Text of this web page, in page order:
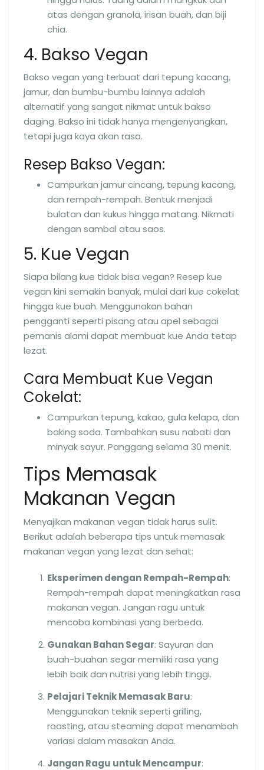
atas dengan granola, irisan buah, dan biji
chia.
4. Bakso Vegan
Bakso vegan yang terbuat dari tepung kacang,
jamur, dan bumbu-bumbu lainnya adalah
alternatif yang sangat nikmat untuk bakso
daging. Bakso ini tidak hanya mengenyangkan,
tetapi juga kaya akan rasa.
Resep Bakso Vegan:
Campurkan jamur cincang, tepung kacang,
dan rempah-rempah. Bentuk menjadi
bulatan dan kukus hingga matang. Nikmati
dengan sambal atau saos.
5. Kue Vegan
Siapa bilang kue tidak bisa vegan? Resep kue
vegan kini semakin banyak, mulai dari kue cokelat
hingga kue buah. Menggunakan bahan
pengganti seperti pisang atau apel sebagai
pemanis alami dapat membuat kue Anda tetap
lezat.
Cara Membuat Kue Vegan
Cokelat:
Campurkan tepung, kakao, gula kelapa, dan
baking soda. Tambahkan susu nabati dan
minyak sayur. Panggang selama 30 menit.
Tips Memasak
Makanan Vegan
Menyajikan makanan vegan tidak harus sulit.
Berikut adalah beberapa tips untuk memasak
makanan vegan yang lezat dan sehat:
Eksperimen dengan Rempah-Rempah:
Rempah-rempah dapat meningkatkan rasa
makanan vegan. Jangan ragu untuk
mencoba kombinasi yang berbeda.
Gunakan Bahan Segar: Sayuran dan
buah-buahan segar memiliki rasa yang
lebih baik dan nutrisi yang lebih tinggi.
Pelajari Teknik Memasak Baru:
Menggunakan teknik seperti grilling,
roasting, atau steaming dapat menambah
variasi dalam masakan Anda.
Jangan Ragu untuk Mencampur: